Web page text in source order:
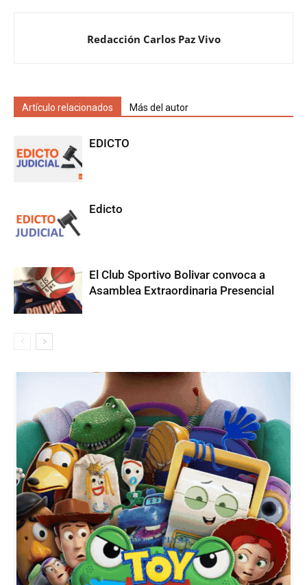
Redacción Carlos Paz Vivo
Artículo relacionados Más del autor
EDICTO
Edicto
El Club Sportivo Bolivar convoca a
Asamblea Extraordinaria Presencial